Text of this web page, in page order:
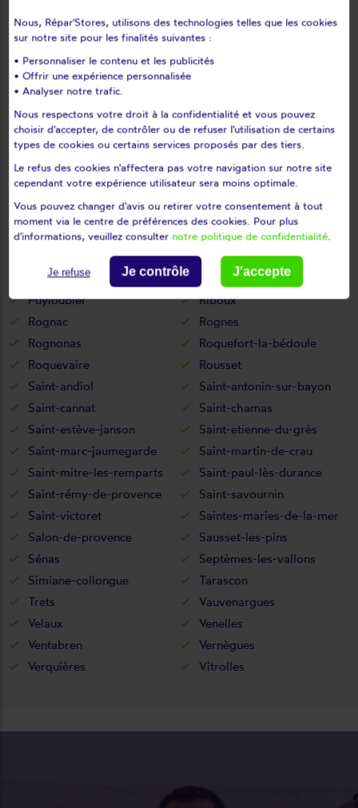
Les baux-de-provence
Les pennes-mirabeau
Maillane
Mallemort
Marignane
Marseille
Martigues
Meyreuil
Mimet
Miramas
Mollégès
Mouriès
Noves
Orgon
Paradou
Pélissanne
Peynier
Peypin
Peyrolles-en-provence
Plan-de-cuques
Plan-d'orgon
Port-de-bouc
Port-saint-louis-du-rhône
Puyloubier
Riboux
Rognac
Rognes
Rognonas
Roquefort-la-bédoule
Roquevaire
Rousset
Saint-andiol
Saint-antonin-sur-bayon
Saint-cannat
Saint-chamas
Saint-estève-janson
Saint-etienne-du-grès
Saint-marc-jaumegarde
Saint-martin-de-crau
Saint-mitre-les-remparts
Saint-paul-lès-durance
Saint-rémy-de-provence
Saint-savournin
Saint-victoret
Saintes-maries-de-la-mer
Salon-de-provence
Sausset-les-pins
Sénas
Septèmes-les-vallons
Simiane-collongue
Tarascon
Trets
Vauvenargues
Velaux
Venelles
Ventabren
Vernègues
Verquières
Vitrolles
Nous, Répar'Stores, utilisons des technologies telles que les cookies
sur notre site pour les finalités suivantes :
• Personnaliser le contenu et les publicités
• Offrir une expérience personnalisée
• Analyser notre trafic.
Nous respectons votre droit à la confidentialité et vous pouvez
choisir d'accepter, de contrôler ou de refuser l'utilisation de certains
types de cookies ou certains services proposés par des tiers.
Le refus des cookies n'affectera pas votre navigation sur notre site
cependant votre expérience utilisateur sera moins optimale.
Vous pouvez changer d'avis ou retirer votre consentement à tout
moment via le centre de préférences des cookies. Pour plus
d'informations, veuillez consulter notre politique de confidentialité.
Je refuse Je contrôle J'accepte